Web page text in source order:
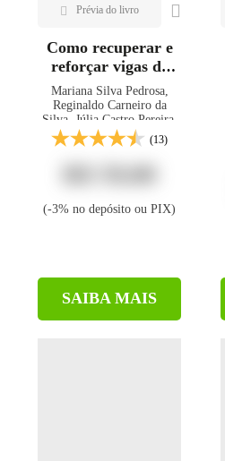
Como recuperar e
reforçar vigas de
concreto armado
por encamisamento
Mariana Silva Pedrosa,
Reginaldo Carneiro da
Silva, Júlia Castro Pereira,
Geysiane Faria Barros
Milagres
(13)
R$ 59,00
(-3% no depósito ou PIX)
SAIBA MAIS